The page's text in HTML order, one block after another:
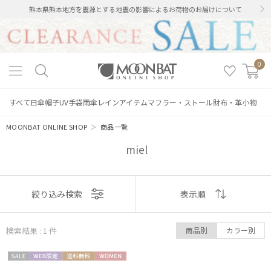
熊本県熊本地方を震源とする地震の影響によるお荷物のお届けについて
0
すべて日傘帽子UV手袋雨傘 レインアイテムマフラー・ストール財布・革小物
MOONBAT ONLINE SHOP ＞商品一覧
miel
絞り込み
レディース
表示
おすすめ
絞り込み検索 表示順
検索結果 : 1 件 商品別 カラー別